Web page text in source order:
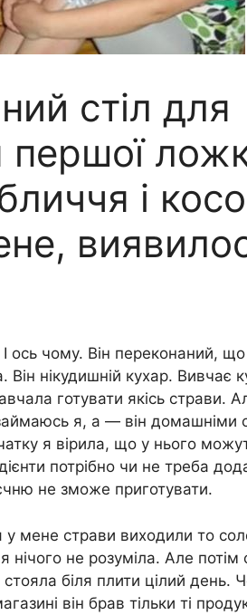
стіл для
першої
і косо
ось чому. Він переконаний,
нікудишній кухар. Вивчає
готувати якісь страви.
я, а — він домашніми
я вірила, що у нього
потрібно чи не треба
не зможе приготувати.
у мене страви виходили то
не розуміла. Але потім
біля плити цілий день.
він брав тільки ті